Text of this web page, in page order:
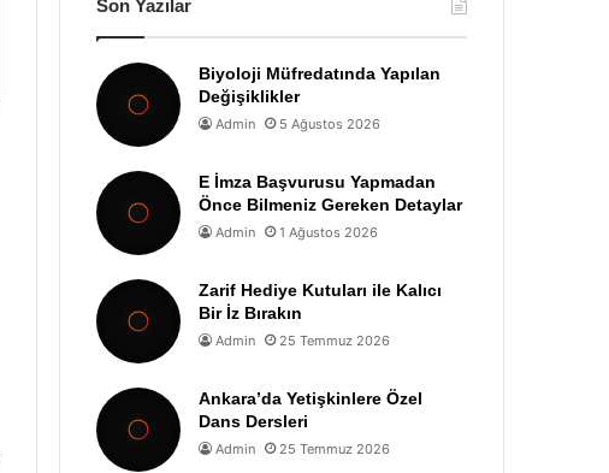
Son Yazılar
Biyoloji Müfredatında Yapılan
Değişiklikler
Admin 5 Ağustos 2026
E İmza Başvurusu Yapmadan
Önce Bilmeniz Gereken Detaylar
Admin 1 Ağustos 2026
Zarif Hediye Kutuları ile Kalıcı
Bir İz Bırakın
Admin 25 Temmuz 2026
Ankara’da Yetişkinlere Özel
Dans Dersleri
Admin 25 Temmuz 2026